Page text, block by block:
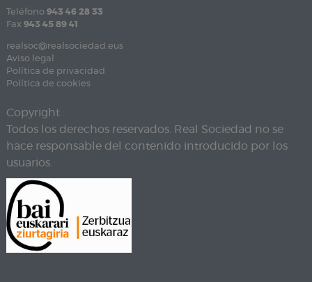
Teléfono 943 46 28 33
Fax 943 45 89 41
realsoc@realsociedad.eus
Aviso legal
Política de privacidad
Política de cookies
Copyright
Todos los derechos reservados. Real Sociedad no se
hace responsable del contenido introducido por los
usuarios.